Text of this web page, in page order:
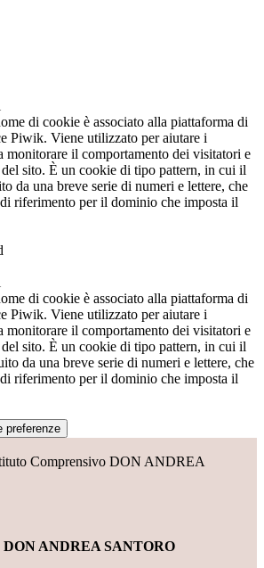
di cookie è associato alla piattaforma di
Piwik. Viene utilizzato per aiutare i
monitorare il comportamento dei visitatori e
sito. È un cookie di tipo pattern, in cui il
da una breve serie di numeri e lettere, che
riferimento per il dominio che imposta il
di cookie è associato alla piattaforma di
Piwik. Viene utilizzato per aiutare i
monitorare il comportamento dei visitatori e
sito. È un cookie di tipo pattern, in cui il
da una breve serie di numeri e lettere, che
riferimento per il dominio che imposta il
preferenze
Comprensivo DON ANDREA
DON ANDREA SANTORO